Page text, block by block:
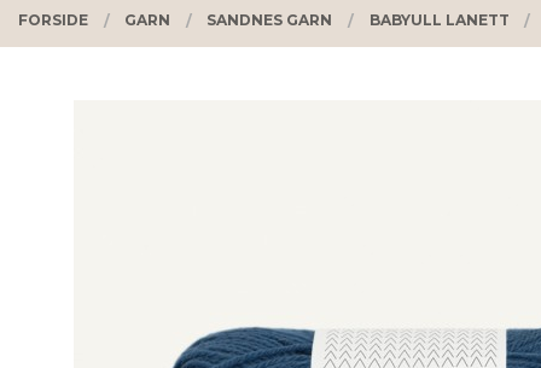
FORSIDE GARN SANDNES GARN BABYULL LANETT